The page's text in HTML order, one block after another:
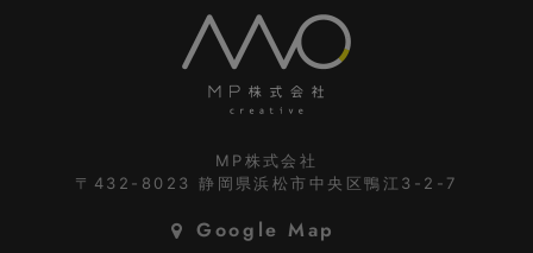
MP株式会社
〒432-8023静岡県浜松市中央区鴨江3-2-7
Google Map